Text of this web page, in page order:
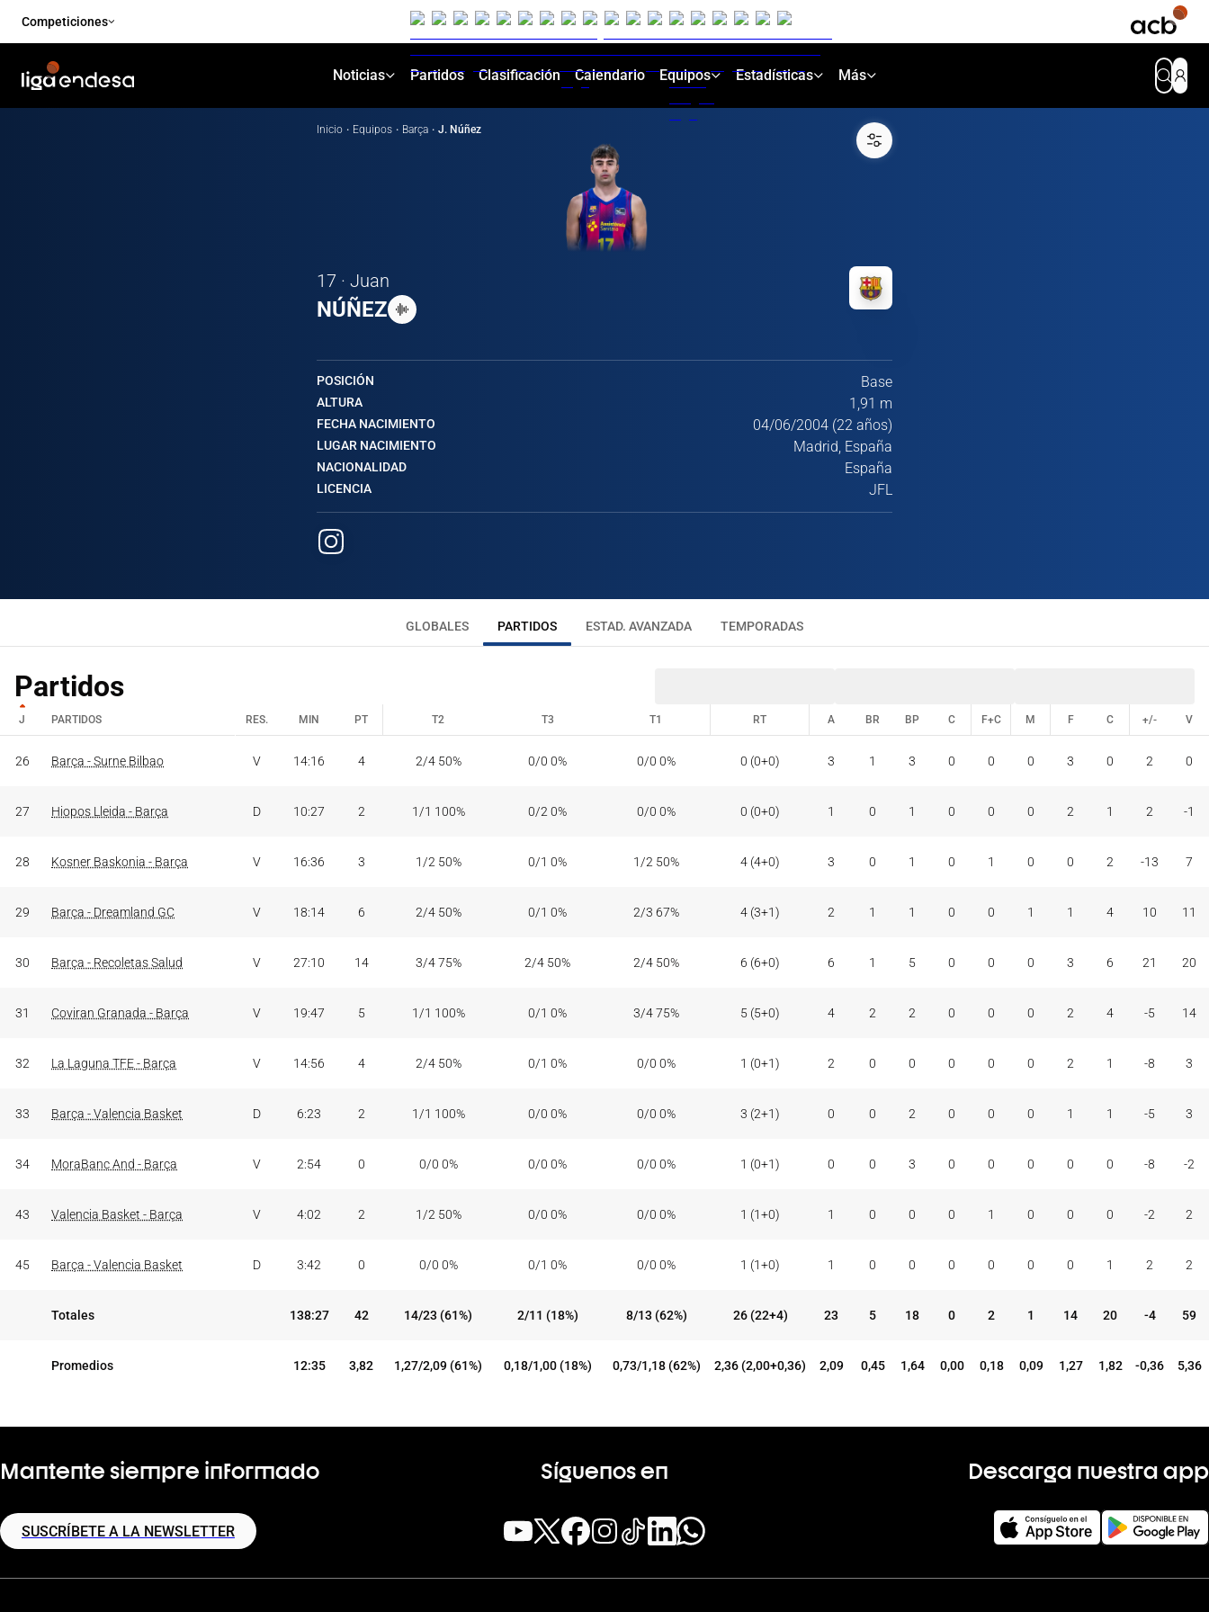
Competiciones
Noticias Partidos Clasificación Calendario Equipos Estadísticas Más
Inicio · Equipos · Barça · J. Núñez
17 · Juan
NÚÑEZ
POSICIÓN Base
ALTURA 1,91 m
FECHA NACIMIENTO 04/06/2004 (22 años)
LUGAR NACIMIENTO Madrid, España
NACIONALIDAD España
LICENCIA JFL
GLOBALES PARTIDOS ESTAD. AVANZADA TEMPORADAS
Partidos
J PARTIDOS RES. MIN PT T2 T3 T1 RT A BR BP C F+C M F C +/- V
26 Barça - Surne Bilbao V 14:16 4 2/4 50% 0/0 0% 0/0 0% 0 (0+0) 3 1 3 0 0 0 3 0 2 0
27 Hiopos Lleida - Barça D 10:27 2 1/1 100% 0/2 0% 0/0 0% 0 (0+0) 1 0 1 0 0 0 2 1 2 -1
28 Kosner Baskonia - Barça V 16:36 3 1/2 50% 0/1 0% 1/2 50% 4 (4+0) 3 0 1 0 1 0 0 2 -13 7
29 Barça - Dreamland GC V 18:14 6 2/4 50% 0/1 0% 2/3 67% 4 (3+1) 2 1 1 0 0 1 1 4 10 11
30 Barça - Recoletas Salud V 27:10 14 3/4 75% 2/4 50% 2/4 50% 6 (6+0) 6 1 5 0 0 0 3 6 21 20
31 Coviran Granada - Barça V 19:47 5 1/1 100% 0/1 0% 3/4 75% 5 (5+0) 4 2 2 0 0 0 2 4 -5 14
32 La Laguna TFE - Barça V 14:56 4 2/4 50% 0/1 0% 0/0 0% 1 (0+1) 2 0 0 0 0 0 2 1 -8 3
33 Barça - Valencia Basket D 6:23 2 1/1 100% 0/0 0% 0/0 0% 3 (2+1) 0 0 2 0 0 0 1 1 -5 3
34 MoraBanc And - Barça V 2:54 0 0/0 0% 0/0 0% 0/0 0% 1 (0+1) 0 0 3 0 0 0 0 0 -8 -2
43 Valencia Basket - Barça V 4:02 2 1/2 50% 0/0 0% 0/0 0% 1 (1+0) 1 0 0 0 1 0 0 0 -2 2
45 Barça - Valencia Basket D 3:42 0 0/0 0% 0/1 0% 0/0 0% 1 (1+0) 1 0 0 0 0 0 0 1 2 2
Totales 138:27 42 14/23 (61%) 2/11 (18%) 8/13 (62%) 26 (22+4) 23 5 18 0 2 1 14 20 -4 59
Promedios 12:35 3,82 1,27/2,09 (61%) 0,18/1,00 (18%) 0,73/1,18 (62%) 2,36 (2,00+0,36) 2,09 0,45 1,64 0,00 0,18 0,09 1,27 1,82 -0,36 5,36
Mantente siempre informado
SUSCRÍBETE A LA NEWSLETTER
Síguenos en Descarga nuestra app